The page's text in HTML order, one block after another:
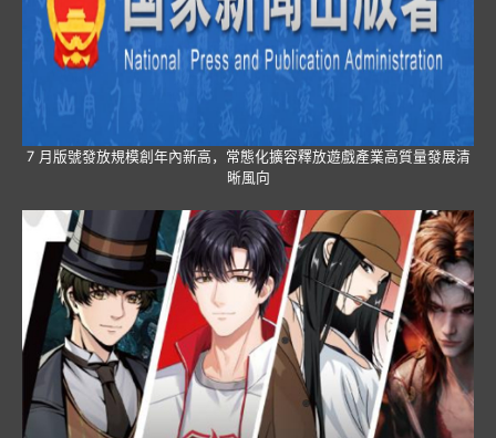
7 月版號發放規模創年內新高，常態化擴容釋放遊戲產業高質量發展清
晰風向